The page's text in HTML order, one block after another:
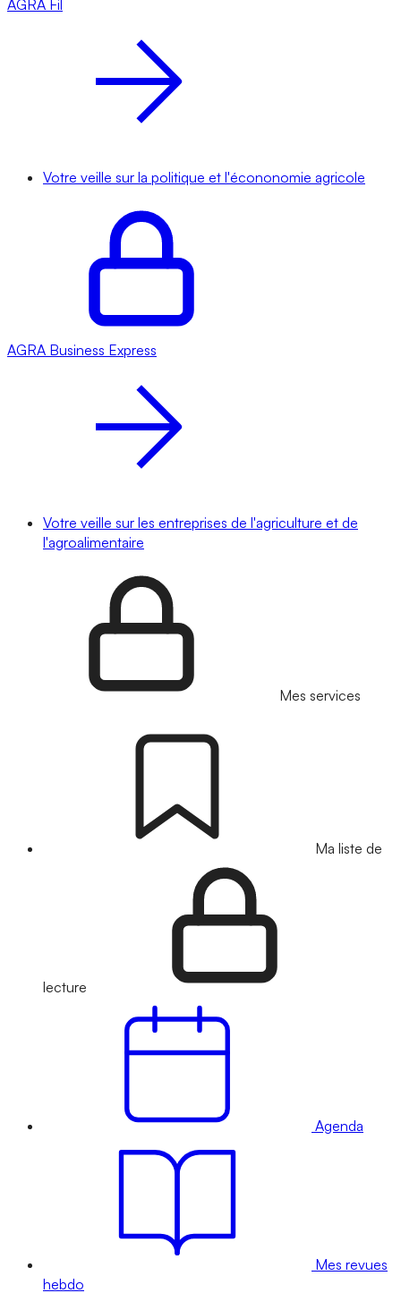
AGRA Fil
Votre veille sur la politique et l'écononomie agricole
AGRA Business Express
Votre veille sur les entreprises de l'agriculture et de
l'agroalimentaire
Mes services
Ma liste de
lecture
Agenda
Mes revues
hebdo